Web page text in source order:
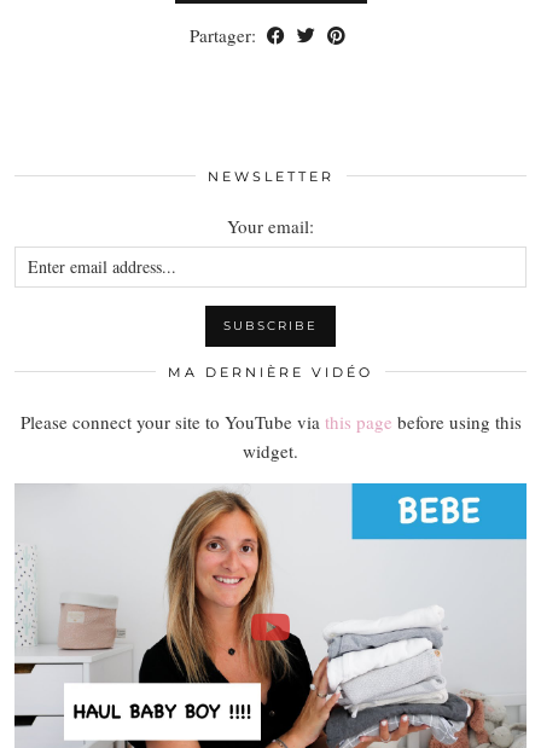
Partager:
NEWSLETTER
Your email:
MA DERNIÈRE VIDÉO
Please connect your site to YouTube via this page before using this
widget.